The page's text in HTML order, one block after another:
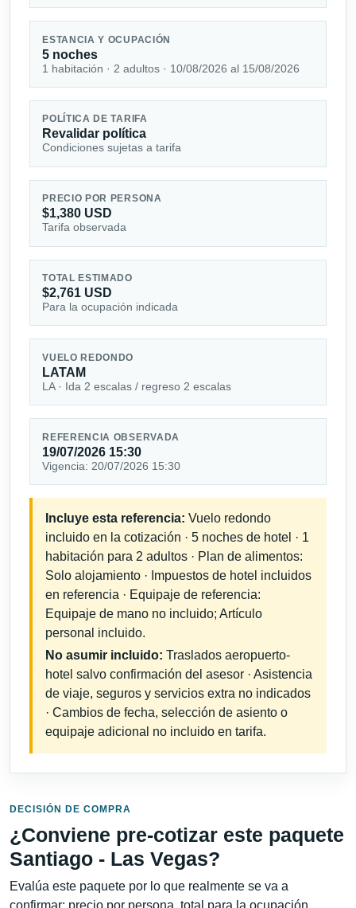
ESTANCIA Y OCUPACIÓN
5 noches
1 habitación · 2 adultos · 10/08/2026 al 15/08/2026
POLÍTICA DE TARIFA
Revalidar política
Condiciones sujetas a tarifa
PRECIO POR PERSONA
$1,380 USD
Tarifa observada
TOTAL ESTIMADO
$2,761 USD
Para la ocupación indicada
VUELO REDONDO
LATAM
LA · Ida 2 escalas / regreso 2 escalas
REFERENCIA OBSERVADA
19/07/2026 15:30
Vigencia: 20/07/2026 15:30
Incluye esta referencia: Vuelo redondo
incluido en la cotización · 5 noches de hotel · 1
habitación para 2 adultos · Plan de alimentos:
Solo alojamiento · Impuestos de hotel incluidos
en referencia · Equipaje de referencia:
Equipaje de mano no incluido; Artículo
personal incluido.
No asumir incluido: Traslados aeropuerto-
hotel salvo confirmación del asesor · Asistencia
de viaje, seguros y servicios extra no indicados
· Cambios de fecha, selección de asiento o
equipaje adicional no incluido en tarifa.
DECISIÓN DE COMPRA
¿Conviene pre-cotizar este paquete
Santiago - Las Vegas?
Evalúa este paquete por lo que realmente se va a
confirmar: precio por persona, total para la ocupación